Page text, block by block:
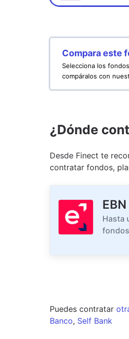
Compara este
Selecciona los
compáralos con
¿Dónde
Desde Finect te
contratar fondos,
Hasta
fondos
Puedes contratar
Banco, Self Bank